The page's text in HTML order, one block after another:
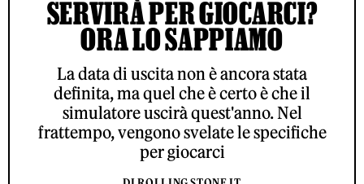
SERVIRÀ PER GIOCARCI?
ORA LO SAPPIAMO
La data di uscita non è ancora stata
definita, ma quel che è certo è che il
simulatore uscirà quest'anno. Nel
frattempo, vengono svelate le specifiche
per giocarci